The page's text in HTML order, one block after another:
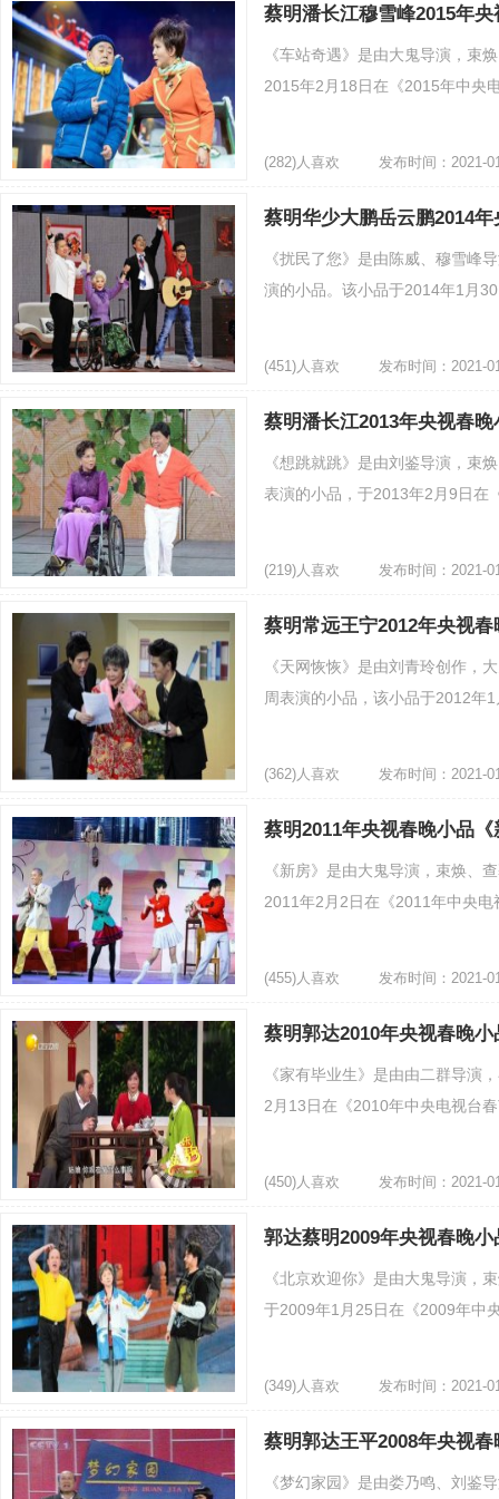
蔡明潘长江穆雪峰2015年
《车站奇遇》是由大鬼导演，束
2015年2月18日在《2015年中央
(282)人喜欢 发布时间：2021-
蔡明华少大鹏岳云鹏2014
《扰民了您》是由陈威、穆雪峰
演的小品。该小品于2014年1月
(451)人喜欢
发布时间：2021-
蔡明潘长江2013年央视春
《想跳就跳》是由刘鉴导演，束
表演的小品，于2013年2月9日在
(219)人喜欢 发布时间：2021-
蔡明常远王宁2012年央视
《天网恢恢》是由刘青玲创作，
周表演的小品，该小品于2012年
(362)人喜欢 发布时间：2021-
蔡明2011年央视春晚小品
《新房》是由大鬼导演，束焕、
2011年2月2日在《2011年中央
(455)人喜欢 发布时间：2021-
蔡明郭达2010年央视春晚
《家有毕业生》是由由二群导演
2月13日在《2010年中央电视台
(450)人喜欢 发布时间：2021-
郭达蔡明2009年央视春晚
《北京欢迎你》是由大鬼导演，
于2009年1月25日在《2009年中
(349)人喜欢 发布时间：2021-
蔡明郭达王平2008年央视
《梦幻家园》是由娄乃鸣、刘鉴